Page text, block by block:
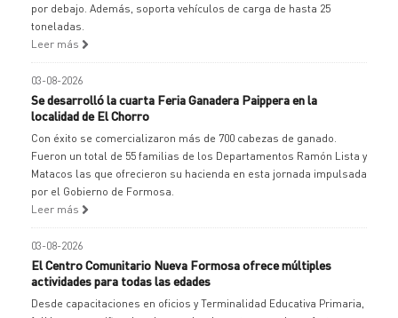
por debajo. Además, soporta vehículos de carga de hasta 25
toneladas.
Leer más
03-08-2026
Se desarrolló la cuarta Feria Ganadera Paippera en la
localidad de El Chorro
Con éxito se comercializaron más de 700 cabezas de ganado.
Fueron un total de 55 familias de los Departamentos Ramón Lista y
Matacos las que ofrecieron su hacienda en esta jornada impulsada
por el Gobierno de Formosa.
Leer más
03-08-2026
El Centro Comunitario Nueva Formosa ofrece múltiples
actividades para todas las edades
Desde capacitaciones en oficios y Terminalidad Educativa Primaria,